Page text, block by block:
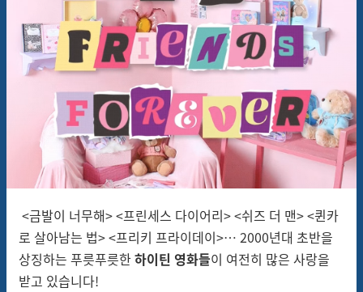
<금발이 너무해> <프린세스 다이어리> <쉬즈 더 맨> <퀸카
로 살아남는 법> <프리키 프라이데이>… 2000년대 초반을
상징하는 푸릇푸릇한하이틴 영화들이 여전히 많은 사랑을
받고 있습니다!